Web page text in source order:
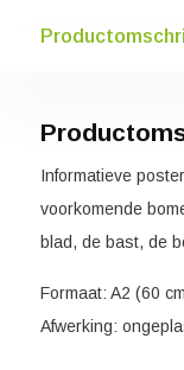
Informatieve
voorkomende
blad, de bast, de
Formaat: A2 (60
Afwerking: